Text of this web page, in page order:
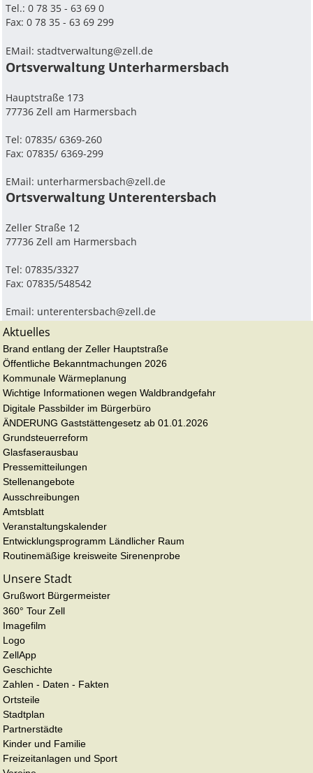
Tel.: 0 78 35 - 63 69 0
Fax: 0 78 35 - 63 69 299
EMail:stadtverwaltung@zell.de
Ortsverwaltung Unterharmersbach
Hauptstraße 173
77736 Zell am Harmersbach
Tel: 07835/ 6369-260
Fax: 07835/ 6369-299
EMail: unterharmersbach@zell.de
Ortsverwaltung Unterentersbach
Zeller Straße 12
77736 Zell am Harmersbach
Tel: 07835/3327
Fax: 07835/548542
Email: unterentersbach@zell.de
Aktuelles
Brand entlang der Zeller Hauptstraße
Öffentliche Bekanntmachungen 2026
Kommunale Wärmeplanung
Wichtige Informationen wegen Waldbrandgefahr
Digitale Passbilder im Bürgerbüro
ÄNDERUNG Gaststättengesetz ab 01.01.2026
Grundsteuerreform
Glasfaserausbau
Pressemitteilungen
Stellenangebote
Ausschreibungen
Amtsblatt
Veranstaltungskalender
Entwicklungsprogramm Ländlicher Raum
Routinemäßige kreisweite Sirenenprobe
Unsere Stadt
Grußwort Bürgermeister
360° Tour Zell
Imagefilm
Logo
ZellApp
Geschichte
Zahlen - Daten - Fakten
Ortsteile
Stadtplan
Partnerstädte
Kinder und Familie
Freizeitanlagen und Sport